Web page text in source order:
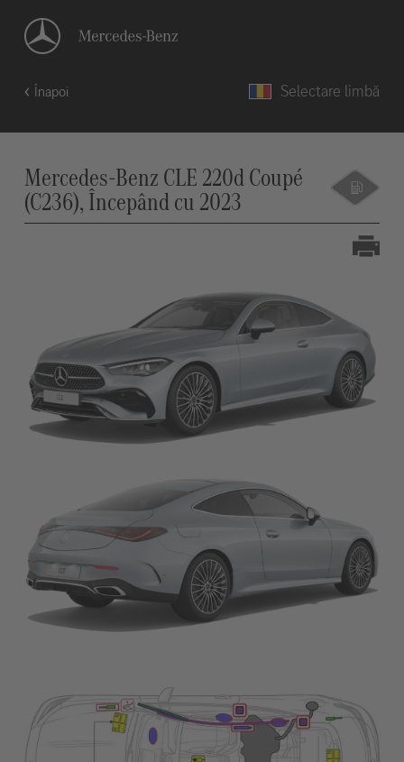
Înapoi Selectare limbă
Mercedes-Benz CLE 220d Coupé
(C236), Începând cu 2023